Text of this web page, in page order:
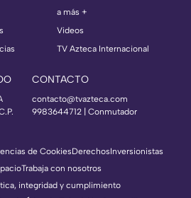
a más +
Videos
TV Azteca Internacional
CONTACTO
contacto@tvazteca.com
9983644712 | Conmutador
de CookiesDerechosInversionistas
Trabaja con nosotros
integridad y cumplimiento